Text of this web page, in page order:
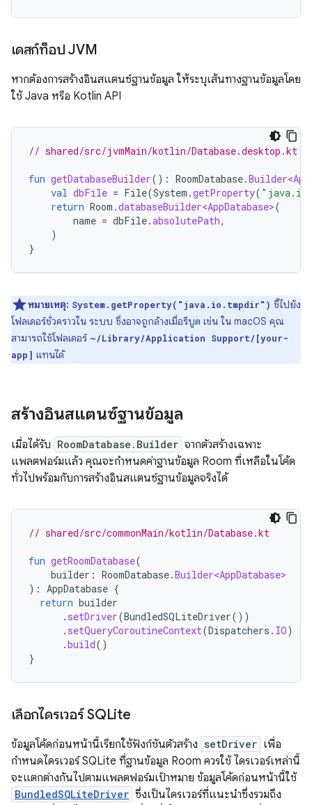
เดสก์ท็อป JVM
หากต้องการสร้างอินสแตนซ์ฐานข้อมูล ให้ระบุเส้นทางฐานข้อมูลโดย
ใช้ Java หรือ Kotlin API
// shared/src/jvmMain/kotlin/Database.desktop.kt
fun getDatabaseBuilder(): RoomDatabase.
val dbFile = File(System .getProperty(
return Room .databaseBuilder<AppDatabase>(
name = dbFile.absolutePath,
)
}
หมายเหตุ: System.getProperty("java.io.tmpdir") ชี้ไปยัง
โฟลเดอร์ชั่วคราวใน ระบบ ซึ่งอาจถูกล้างเมื่อรีบูต เช่น ใน macOS คุณ
สามารถใช้โฟลเดอร์ ~/Library/Application Support/[your-
app] แทนได้
สร้างอินสแตนซ์ฐานข้อมูล
เมื่อได้รับ RoomDatabase.Builder จากตัวสร้างเฉพาะ
แพลตฟอร์มแล้ว คุณจะกำหนดค่าฐานข้อมูล Room ที่เหลือในโค้ด
ทั่วไปพร้อมกับการสร้างอินสแตนซ์ฐานข้อมูลจริงได้
// shared/src/commonMain/kotlin/Database.kt
fun getRoomDatabase(
builder : RoomDatabase.Builder<AppDatabase>
): AppDatabase {
return builder
. setDriver(BundledSQLiteDriver())
. setQueryCoroutineContext(Dispatchers . IO)
.build()
}
เลือกไดรเวอร์ SQLite
ข้อมูลโค้ดก่อนหน้านี้เรียกใช้ฟังก์ชันตัวสร้าง setDriver เพื่อ
กำหนดไดรเวอร์ SQLite ที่ฐานข้อมูล Room ควรใช้ ไดรเวอร์เหล่านี้
จะแตกต่างกันไปตามแพลตฟอร์มเป้าหมาย ข้อมูลโค้ดก่อนหน้านี้ใช้
BundledSQLiteDriver ซึ่งเป็นไดรเวอร์ที่แนะนำซึ่งรวมถึง